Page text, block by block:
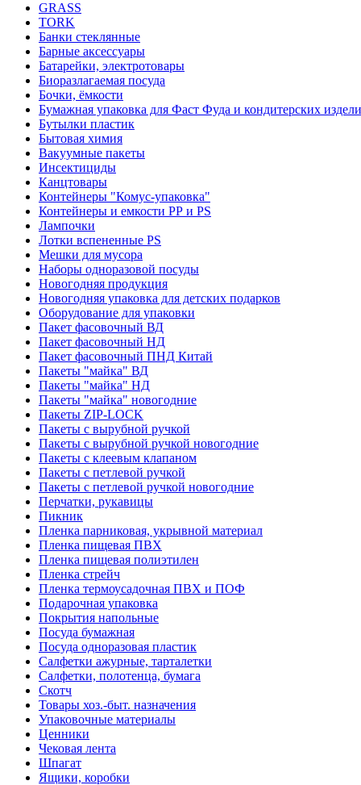
GRASS
TORK
Банки стеклянные
Барные аксессуары
Батарейки, электротовары
Биоразлагаемая посуда
Бочки, ёмкости
Бумажная упаковка для Фаст Фуда и кондитерских
Бутылки пластик
Бытовая химия
Вакуумные пакеты
Инсектициды
Канцтовары
Контейнеры "Комус-упаковка"
Контейнеры и емкости РР и PS
Лампочки
Лотки вспененные PS
Мешки для мусора
Наборы одноразовой посуды
Новогодняя продукция
Новогодняя упаковка для детских подарков
Оборудование для упаковки
Пакет фасовочный ВД
Пакет фасовочный НД
Пакет фасовочный ПНД Китай
Пакеты "майка" ВД
Пакеты "майка" НД
Пакеты "майка" новогодние
Пакеты ZIP-LOCK
Пакеты с вырубной ручкой
Пакеты с вырубной ручкой новогодние
Пакеты с клеевым клапаном
Пакеты с петлевой ручкой
Пакеты с петлевой ручкой новогодние
Перчатки, рукавицы
Пикник
Пленка парниковая, укрывной материал
Пленка пищевая ПВХ
Пленка пищевая полиэтилен
Пленка стрейч
Пленка термоусадочная ПВХ и ПОФ
Подарочная упаковка
Покрытия напольные
Посуда бумажная
Посуда одноразовая пластик
Салфетки ажурные, тарталетки
Салфетки, полотенца, бумага
Скотч
Товары хоз.-быт. назначения
Упаковочные материалы
Ценники
Чековая лента
Шпагат
Ящики, коробки